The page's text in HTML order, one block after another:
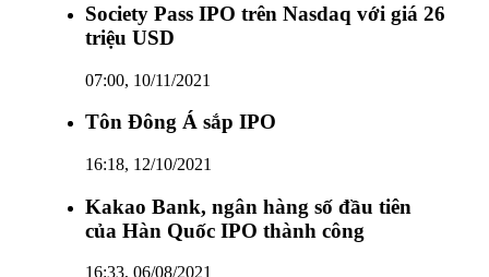
Society Pass IPO trên Nasdaq với giá 26
triệu USD
07:00, 10/11/2021
Tôn Đông Á sắp IPO
16:18, 12/10/2021
Kakao Bank, ngân hàng số đầu tiên
của Hàn Quốc IPO thành công
16:33, 06/08/2021